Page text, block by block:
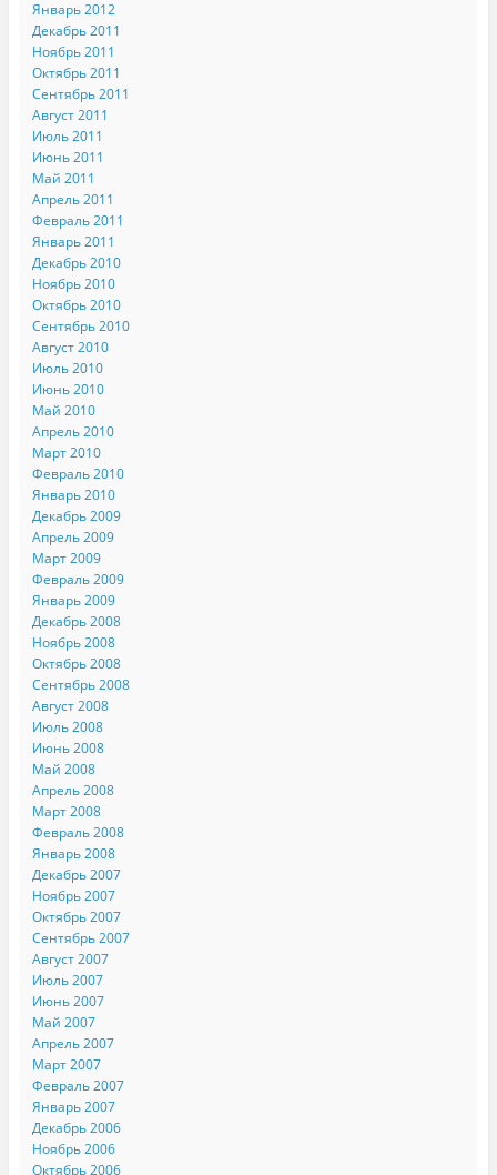
Январь 2012
Декабрь 2011
Ноябрь 2011
Октябрь 2011
Сентябрь 2011
Август 2011
Июль 2011
Июнь 2011
Май 2011
Апрель 2011
Февраль 2011
Январь 2011
Декабрь 2010
Ноябрь 2010
Октябрь 2010
Сентябрь 2010
Август 2010
Июль 2010
Июнь 2010
Май 2010
Апрель 2010
Март 2010
Февраль 2010
Январь 2010
Декабрь 2009
Апрель 2009
Март 2009
Февраль 2009
Январь 2009
Декабрь 2008
Ноябрь 2008
Октябрь 2008
Сентябрь 2008
Август 2008
Июль 2008
Июнь 2008
Май 2008
Апрель 2008
Март 2008
Февраль 2008
Январь 2008
Декабрь 2007
Ноябрь 2007
Октябрь 2007
Сентябрь 2007
Август 2007
Июль 2007
Июнь 2007
Май 2007
Апрель 2007
Март 2007
Февраль 2007
Январь 2007
Декабрь 2006
Ноябрь 2006
Октябрь 2006